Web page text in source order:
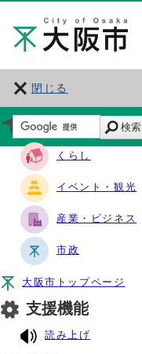
閉じる
サイト・ナビ
くらし
イベント・観光
産業・ビジネス
市政
大阪市トップページ
支援機能
読み上げ
検索